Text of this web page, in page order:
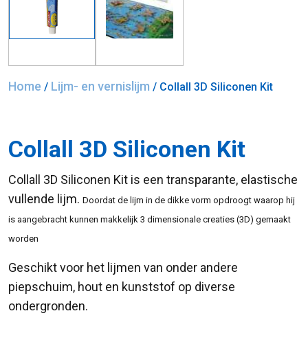
Home / Lijm- en vernislijm / Collall 3D Siliconen Kit
Collall 3D Siliconen Kit
Collall 3D Siliconen Kit is een transparante, elastische
vullende lijm. Doordat de lijm in de dikke vorm opdroogt waarop hij
is aangebracht kunnen makkelijk 3 dimensionale creaties (3D) gemaakt
worden
Geschikt voor het lijmen van onder andere
piepschuim, hout en kunststof op diverse
ondergronden.